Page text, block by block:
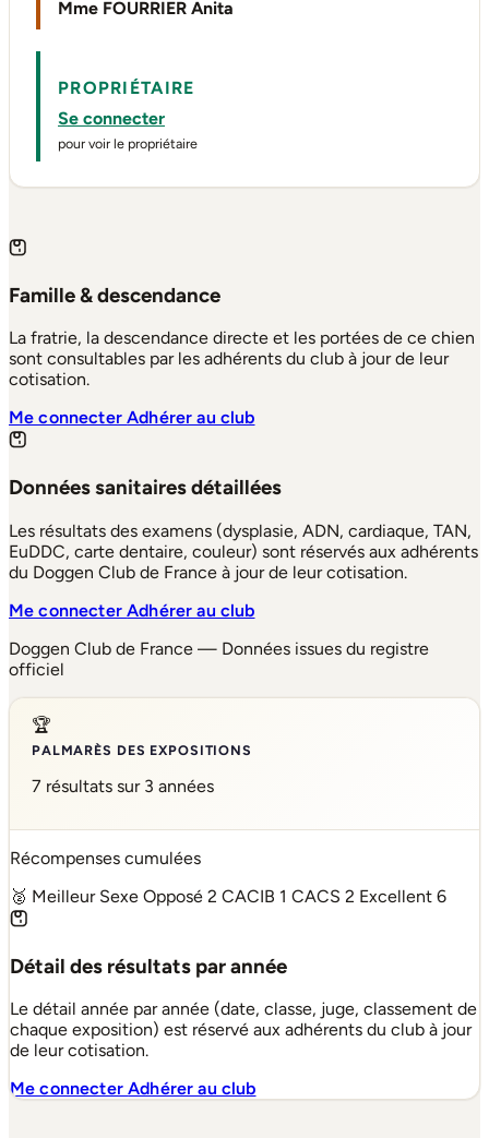
Mme FOURRIER Anita
PROPRIÉTAIRE
Se connecter
pour voir le propriétaire
Famille & descendance
La fratrie, la descendance directe et les portées de ce chien
sont consultables par les adhérents du club à jour de leur
cotisation.
Me connecterAdhérer au club
Données sanitaires détaillées
Les résultats des examens (dysplasie, ADN, cardiaque, TAN,
EuDDC, carte dentaire, couleur) sont réservés aux adhérents
du Doggen Club de France à jour de leur cotisation.
Me connecterAdhérer au club
Doggen Club de France — Données issues du registre
officiel
🏆
PALMARÈS DES EXPOSITIONS
7 résultats sur 3 années
Récompenses cumulées
🥈 Meilleur Sexe Opposé 2 CACIB 1 CACS 2 Excellent 6
Détail des résultats par année
Le détail année par année (date, classe, juge, classement de
chaque exposition) est réservé aux adhérents du club à jour
de leur cotisation.
Me connecterAdhérer au club